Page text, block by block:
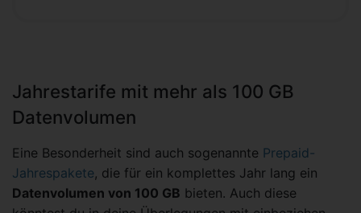
Jahrestarife mit mehr als 100 GB
Datenvolumen
Eine Besonderheit sind auch sogenannte Prepaid-
Jahrespakete, die für ein komplettes Jahr lang ein
Datenvolumen von 100 GB bieten. Auch diese